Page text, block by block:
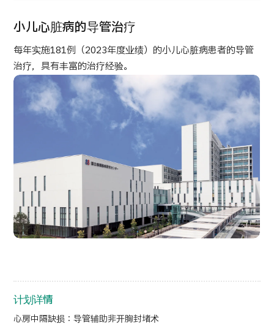
关于JMHC
面向国际患者
关于日本医疗
就诊流程
治疗方法搜索
搜索美容医疗
2026.01.12
小儿心脏病的导管治疗
每年实施181例（2023年度业绩）的小儿心脏病患者的导管
治疗，具有丰富的治疗经验。
计划详情
心房中隔缺损：导管辅助非开胸封堵术